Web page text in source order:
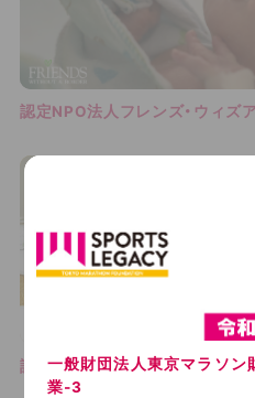
認定NPO法人フレンズ・ウィズ
認定NPO法人難民支援協会
一般財団法人東京マラソン
業‐3